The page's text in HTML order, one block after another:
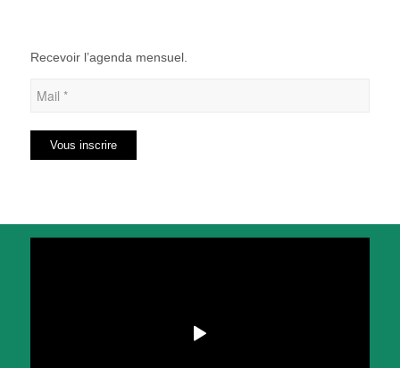
Recevoir l’agenda mensuel.